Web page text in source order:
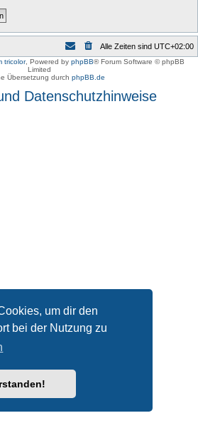
um dir den
bei der Nutzung zu
Alle Zeiten sind UTC+02:00
tricolor, Powered by phpBB® Forum Software © phpBB
Limited
Übersetzung durch phpBB.de
Datenschutzhinweise